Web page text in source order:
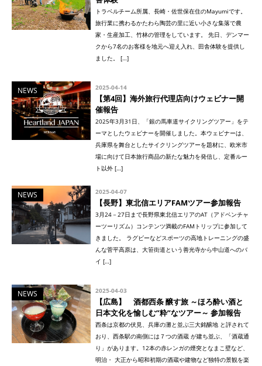
トラベルチーム所属、長崎・佐世保在住のMayumiです。
旅行業に携わるかたわら陶芸の里に近い小さな集落で農
家・生産加工、竹林の管理をしています。 先日、デンマー
クから7名のお客様を地元へ迎え入れ、田舎体験を提供し
ました。 […]
NEWS 2025-04-14
【第4回】海外旅行代理店向けウェビナー開
催報告
2025年3月31日、「銀の馬車道サイクリングツアー」をテ
ーマとしたウェビナーを開催しました。本ウェビナーは、
兵庫県を舞台としたサイクリングツアーを題材に、欧米市
場に向けて日本旅行商品の新たな魅力を発信し、定番ルー
ト以外 […]
NEWS 2025-04-07
【長野】東北信エリアFAMツアー参加報告
3月24－27日まで長野県東北信エリアのAT（アドベンチャ
ーツーリズム）コンテンツ満載のFAMトリップに参加して
きました。 ラグビーなどスポーツの高地トレーニングの盛
んな菅平高原は、大笹街道という善光寺から中山道へのバ
イ […]
NEWS 2025-04-03
【広島】 酒都西条 醸す旅 ～ほろ酔い酒と
日本文化を愉しむ”粋”なツアー～ 参加報告
西条は京都の伏見、兵庫の灘と並ぶ三大銘醸地 と評されて
おり、西条駅の南側には７つの酒蔵 が建ち並ぶ、「酒蔵通
り」があります。12本の赤レンガの煙突となまこ壁など、
明治・ 大正から昭和初期の酒蔵や建物など独特の景観を楽